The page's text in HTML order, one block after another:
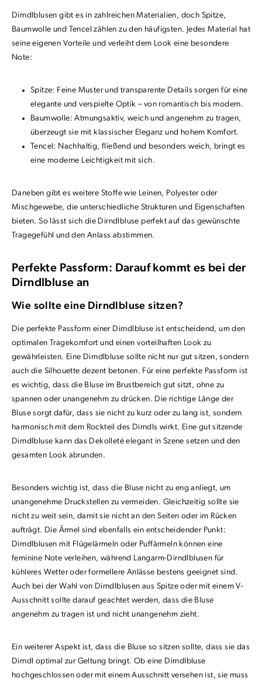
Dirndlblusen gibt es in zahlreichen Materialien, doch Spitze,
Baumwolle und Tencel zählen zu den häufigsten. Jedes Material hat
seine eigenen Vorteile und verleiht dem Look eine besondere
Note:
Spitze: Feine Muster und transparente Details sorgen für eine
elegante und verspielte Optik – von romantisch bis modern.
Baumwolle: Atmungsaktiv, weich und angenehm zu tragen,
überzeugt sie mit klassischer Eleganz und hohem Komfort.
Tencel: Nachhaltig, fließend und besonders weich, bringt es
eine moderne Leichtigkeit mit sich.
Daneben gibt es weitere Stoffe wie Leinen, Polyester oder
Mischgewebe, die unterschiedliche Strukturen und Eigenschaften
bieten. So lässt sich die Dirndlbluse perfekt auf das gewünschte
Tragegefühl und den Anlass abstimmen.
Perfekte Passform: Darauf kommt es bei der
Dirndlbluse an
Wie sollte eine Dirndlbluse sitzen?
Die perfekte Passform einer Dirndlbluse ist entscheidend, um den
optimalen Tragekomfort und einen vorteilhaften Look zu
gewährleisten. Eine Dirndlbluse sollte nicht nur gut sitzen, sondern
auch die Silhouette dezent betonen. Für eine perfekte Passform ist
es wichtig, dass die Bluse im Brustbereich gut sitzt, ohne zu
spannen oder unangenehm zu drücken. Die richtige Länge der
Bluse sorgt dafür, dass sie nicht zu kurz oder zu lang ist, sondern
harmonisch mit dem Rockteil des Dirndls wirkt. Eine gut sitzende
Dirndlbluse kann das Dekolleté elegant in Szene setzen und den
gesamten Look abrunden.
Besonders wichtig ist, dass die Bluse nicht zu eng anliegt, um
unangenehme Druckstellen zu vermeiden. Gleichzeitig sollte sie
nicht zu weit sein, damit sie nicht an den Seiten oder im Rücken
aufträgt. Die Ärmel sind ebenfalls ein entscheidender Punkt:
Dirndlblusen mit Flügelärmeln oder Puffärmeln können eine
feminine Note verleihen, während Langarm-Dirndlblusen für
kühleres Wetter oder formellere Anlässe bestens geeignet sind.
Auch bei der Wahl von Dirndlblusen aus Spitze oder mit einem V-
Ausschnitt sollte darauf geachtet werden, dass die Bluse
angenehm zu tragen ist und nicht unangenehm zieht.
Ein weiterer Aspekt ist, dass die Bluse so sitzen sollte, dass sie das
Dirndl optimal zur Geltung bringt. Ob eine Dirndlbluse
hochgeschlossen oder mit einem Ausschnitt versehen ist, sie muss